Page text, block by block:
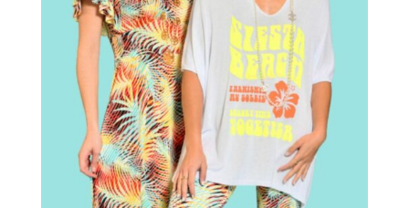
la
page
du
produit